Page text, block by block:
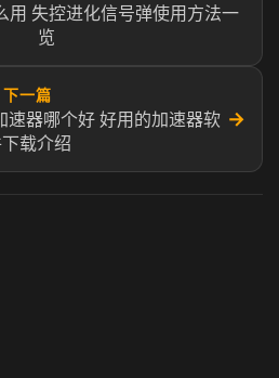
用 失控进化信号弹使用方法一
览
下一篇
速器哪个好 好用的加速器软
载介绍
→